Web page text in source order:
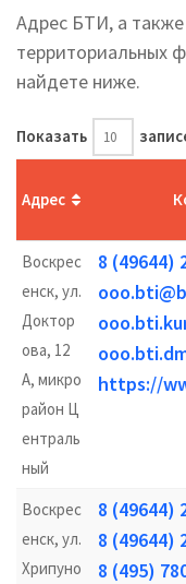
Адрес БТИ, а также
территориальных
найдете ниже.
Показать
Адрес
Воскрес
енск, ул.
Доктор
ова, 12
А, микро
район Ц
ентраль
ный
8 (49644)
https://
Воскрес
енск, ул.
Хрипуно
8 (49644)
8 (49644)
8 (495)